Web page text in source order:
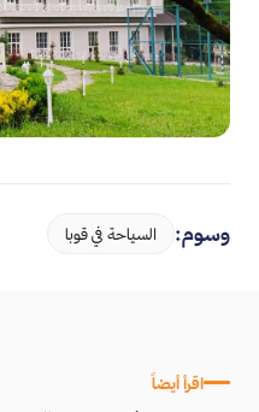
وسوم: السياحة في قوبا
اقرأ أيضاً